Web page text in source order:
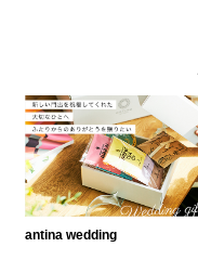
antina wedding